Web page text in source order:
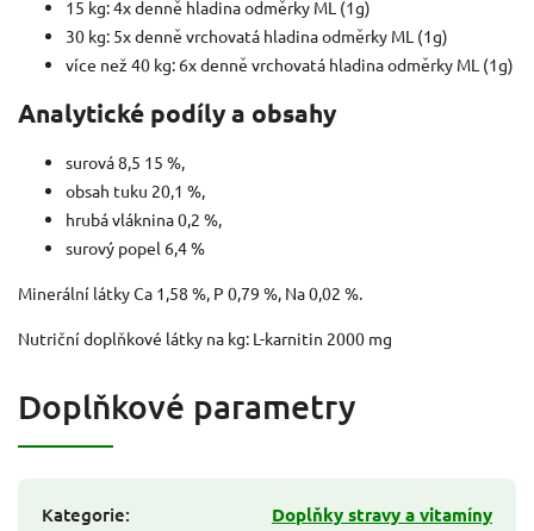
15 kg: 4x denně hladina odměrky ML (1g)
30 kg: 5x denně vrchovatá hladina odměrky ML (1g)
více než 40 kg: 6x denně vrchovatá hladina odměrky ML (1g)
Analytické podíly a obsahy
surová 8,5 15 %,
obsah tuku 20,1 %,
hrubá vláknina 0,2 %,
surový popel 6,4 %
Minerální látky Ca 1,58 %, P 0,79 %, Na 0,02 %.
Nutriční doplňkové látky na kg: L-karnitin 2000 mg
Doplňkové parametry
Kategorie:
Doplňky stravy a vitamíny